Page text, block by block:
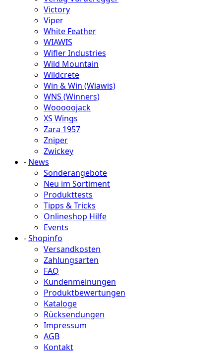
Victory
Viper
White Feather
WIAWIS
Wifler Industries
Wild Mountain
Wildcrete
Win & Win (Wiawis)
WNS (Winners)
Wooooojack
XS Wings
Zara 1957
Zniper
Zwickey
- News
Sonderangebote
Neu im Sortiment
Produkttests
Tipps & Tricks
Onlineshop Hilfe
Events
-Shopinfo
Versandkosten
Zahlungsarten
FAQ
Kundenmeinungen
Produktbewertungen
Kataloge
Rücksendungen
Impressum
AGB
Kontakt